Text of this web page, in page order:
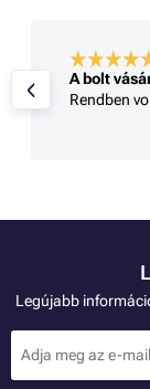
A bolt
Rendben
Legújabb